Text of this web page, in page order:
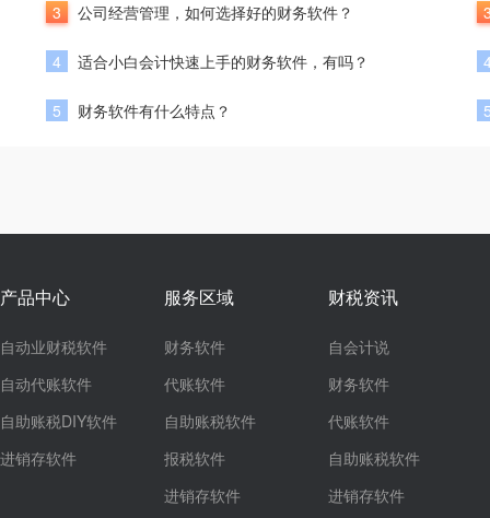
3 公司经营管理，如何选择好的财务软件？
4 适合小白会计快速上手的财务软件，有吗？
5 财务软件有什么特点？
产品中心
自动业财税软件
自动代账软件
自助账税DIY软件
进销存软件
服务区域
财务软件
代账软件
自助账税软件
报税软件
进销存软件
财税资讯
自会计说
财务软件
代账软件
自助账税软件
进销存软件